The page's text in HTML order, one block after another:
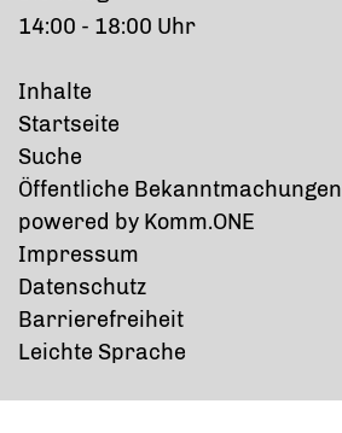
14:00 - 18:00 Uhr
Inhalte
Startseite
Suche
Öffentliche Bekanntmachungen
powered by Komm.ONE
Impressum
Datenschutz
Barrierefreiheit
Leichte Sprache